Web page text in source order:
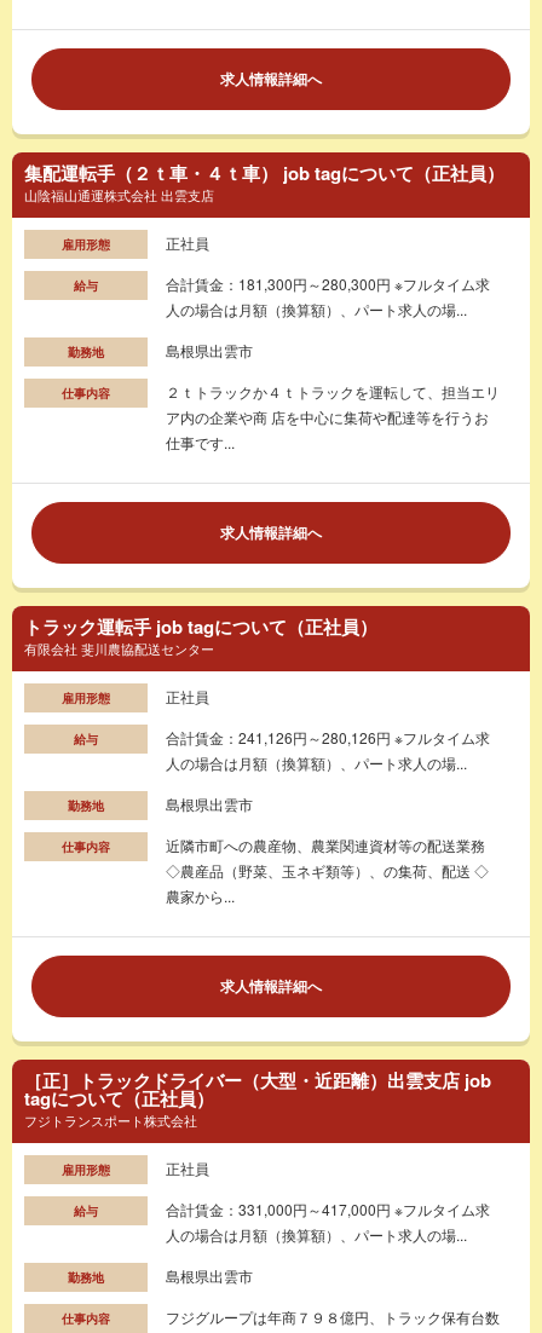
求人情報詳細へ
集配運転手（２ｔ車・４ｔ車） job tagについて（正社員）
山陰福山通運株式会社 出雲支店
雇用形態 正社員
給与
合計賃金：181,300円～280,300円 ※フルタイム求
人の場合は月額（換算額）、パート求人の場...
勤務地 島根県出雲市
仕事内容
２ｔトラックか４ｔトラックを運転して、担当エリ
ア内の企業や商 店を中心に集荷や配達等を行うお
仕事です...
求人情報詳細へ
トラック運転手 job tagについて（正社員）
有限会社 斐川農協配送センター
雇用形態 正社員
給与
合計賃金：241,126円～280,126円 ※フルタイム求
人の場合は月額（換算額）、パート求人の場...
勤務地 島根県出雲市
仕事内容
近隣市町への農産物、農業関連資材等の配送業務
◇農産品（野菜、玉ネギ類等）、の集荷、配送 ◇
農家から...
求人情報詳細へ
［正］トラックドライバー（大型・近距離）出雲支店 job
tagについて（正社員）
フジトランスポート株式会社
雇用形態 正社員
給与
合計賃金：331,000円～417,000円 ※フルタイム求
人の場合は月額（換算額）、パート求人の場...
勤務地 島根県出雲市
仕事内容
フジグループは年商７９８億円、トラック保有台数